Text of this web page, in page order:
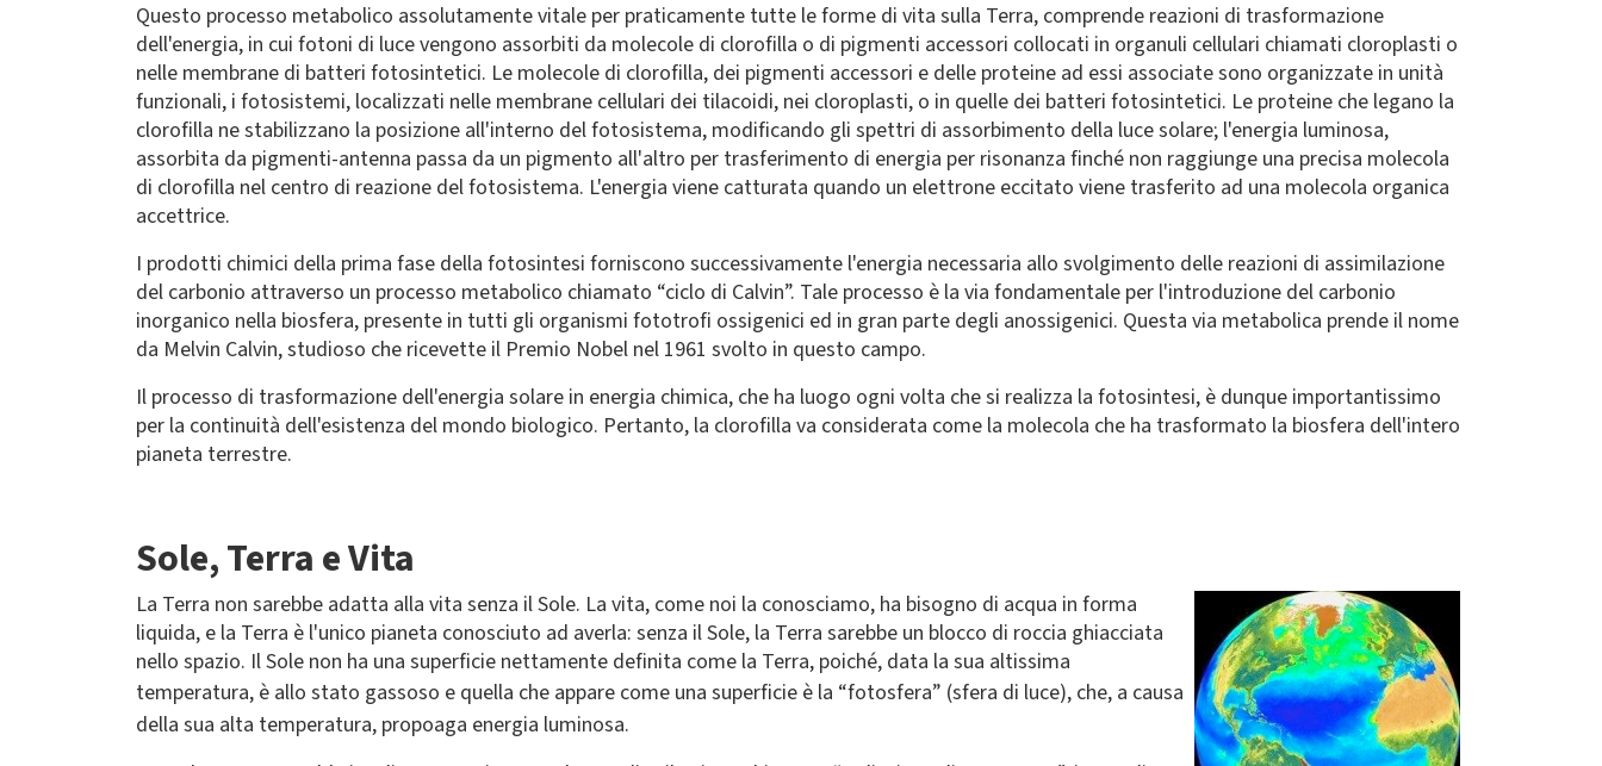
Questo processo metabolico assolutamente vitale per praticamente tutte le forme di vita sulla Terra, comprende reazioni di trasformazione
dell'energia, in cui fotoni di luce vengono assorbiti da molecole di clorofilla o di pigmenti accessori collocati in organuli cellulari chiamati cloroplasti o
nelle membrane di batteri fotosintetici. Le molecole di clorofilla, dei pigmenti accessori e delle proteine ad essi associate sono organizzate in unità
funzionali, i fotosistemi, localizzati nelle membrane cellulari dei tilacoidi, nei cloroplasti, o in quelle dei batteri fotosintetici. Le proteine che legano la
clorofilla ne stabilizzano la posizione all'interno del fotosistema, modificando gli spettri di assorbimento della luce solare; l'energia luminosa,
assorbita da pigmenti-antenna passa da un pigmento all'altro per trasferimento di energia per risonanza finché non raggiunge una precisa molecola
di clorofilla nel centro di reazione del fotosistema. L'energia viene catturata quando un elettrone eccitato viene trasferito ad una molecola organica
accettrice.
I prodotti chimici della prima fase della fotosintesi forniscono successivamente l'energia necessaria allo svolgimento delle reazioni di assimilazione
del carbonio attraverso un processo metabolico chiamato “ciclo di Calvin”. Tale processo è la via fondamentale per l'introduzione del carbonio
inorganico nella biosfera, presente in tutti gli organismi fototrofi ossigenici ed in gran parte degli anossigenici. Questa via metabolica prende il nome
da Melvin Calvin, studioso che ricevette il Premio Nobel nel 1961 svolto in questo campo.
Il processo di trasformazione dell'energia solare in energia chimica, che ha luogo ogni volta che si realizza la fotosintesi, è dunque importantissimo
per la continuità dell'esistenza del mondo biologico. Pertanto, la clorofilla va considerata come la molecola che ha trasformato la biosfera dell'intero
pianeta terrestre.
Sole, Terra e Vita
La Terra non sarebbe adatta alla vita senza il Sole. La vita, come noi la conosciamo, ha bisogno di acqua in forma
liquida, e la Terra è l'unico pianeta conosciuto ad averla: senza il Sole, la Terra sarebbe un blocco di roccia ghiacciata
nello spazio. Il Sole non ha una superficie nettamente definita come la Terra, poiché, data la sua altissima
temperatura, è allo stato gassoso e quella che appare come una superficie è la “fotosfera” (sfera di luce), che, a causa
della sua alta temperatura, propoaga energia luminosa.